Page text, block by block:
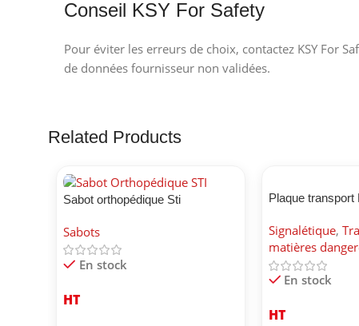
Conseil KSY For Safety
Pour éviter les erreurs de choix, contactez KSY For
de données fournisseur non validées.
Related Products
Sabot orthopédique Sti
Sabots
En stock
HT
Plaque
Signalétique,
matières
En stock
HT